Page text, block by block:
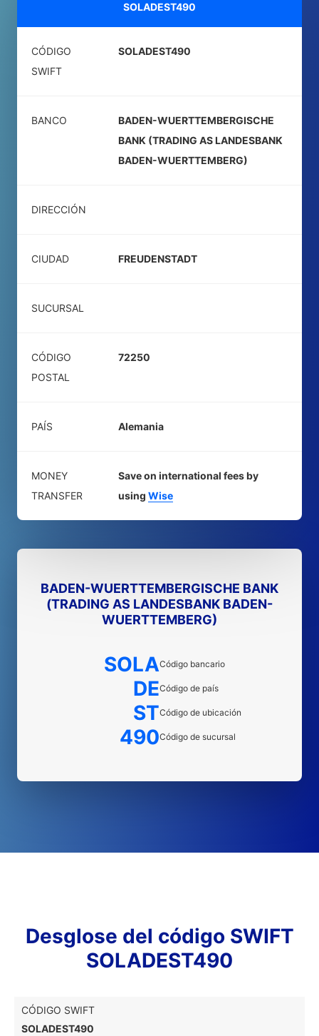
SOLADEST490
CÓDIGO
SWIFT
SOLADEST490
BANCO
BADEN-WUERTTEMBERGISCHE
BANK (TRADING AS LANDESBANK
BADEN-WUERTTEMBERG)
DIRECCIÓN
CIUDAD FREUDENSTADT
SUCURSAL
CÓDIGO
POSTAL
72250
PAÍS Alemania
MONEY
TRANSFER
Save on international fees by
using Wise
BADEN-WUERTTEMBERGISCHE BANK
(TRADING AS LANDESBANK BADEN-
WUERTTEMBERG)
SOLACódigo bancario
DECódigo de país
STCódigo de ubicación
490Código de sucursal
Desglose del código SWIFT
SOLADEST490
CÓDIGO SWIFT
SOLADEST490